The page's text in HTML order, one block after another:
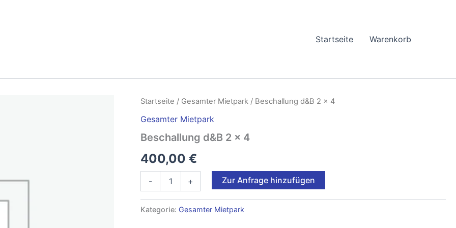
Startseite Warenkorb
Startseite / Gesamter Mietpark / Beschallung d&B 2 x 4
Gesamter Mietpark
Beschallung d&B 2 x 4
400,00€
-
x
+ Zur Anfrage hinzufügen
Kategorie: Gesamter Mietpark